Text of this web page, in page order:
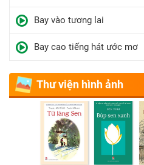
Bay vào tương lai
Bay cao tiếng hát ước mơ
Thư viện hình ảnh